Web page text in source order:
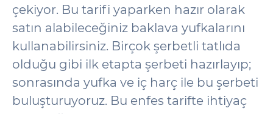
çekiyor. Bu tarifi yaparken hazır olarak
satın alabileceğiniz baklava yufkalarını
kullanabilirsiniz. Birçok şerbetli tatlıda
olduğu gibi ilk etapta şerbeti hazırlayıp;
sonrasında yufka ve iç harç ile bu şerbeti
buluşturuyoruz. Bu enfes tarifte ihtiyaç